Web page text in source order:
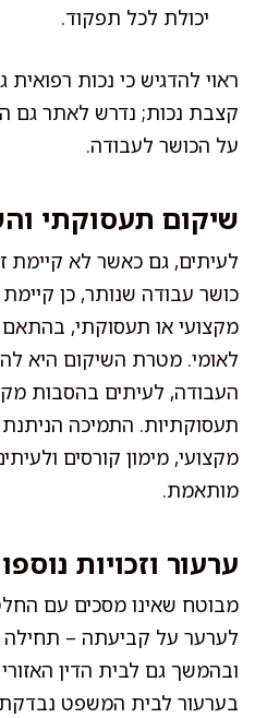
יכולת לכל תפקוד.
ראוי להדגיש כי נכות
קצבת נכות; נדרש לאתר גם
על הכושר לעבודה.
שיקום תעסוקתי
לעיתים, גם כאשר לא קיימת
כושר עבודה שנותר, כן
לאומי. מטרת השיקום היא
העבודה, לעיתים בהסבות
תעסוקתיות. התמיכה הניתנת
מקצועי, מימון קורסים
מותאמת.
ערעור וזכויות
מבוטח שאינו מסכים עם
לערער על קביעתה – תחילה
ובהמשך גם לבית הדין
בערעור לבית המשפט